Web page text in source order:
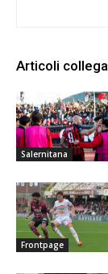
Articoli
Salernitana
Frontpage